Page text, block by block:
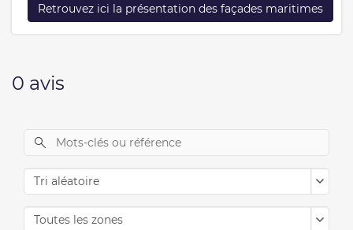
Retrouvez ici la présentation des façades maritimes
0 avis
Tri aléatoire
Toutes les zones